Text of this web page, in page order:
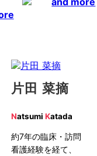
片田 菜摘
Natsumi Katada
約7年の臨床・訪問
看護経験を経て、